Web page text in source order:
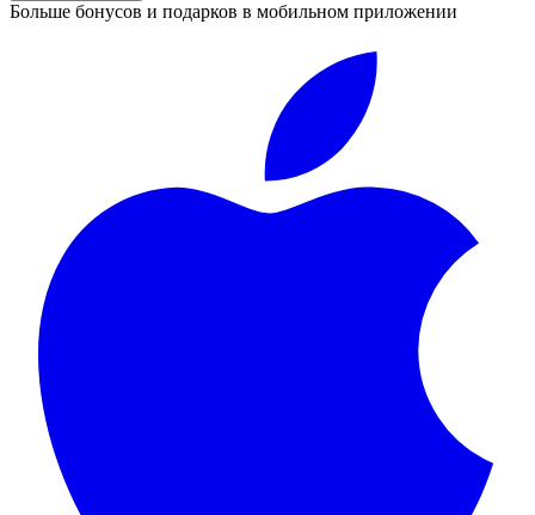
Больше бонусов и подарков в мобильном приложении